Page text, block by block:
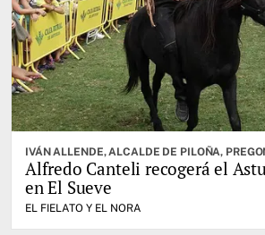
IVÁN ALLENDE, ALCALDE DE PILOÑA,
Alfredo Canteli recogerá el
en El Sueve
EL FIELATO Y EL NORA